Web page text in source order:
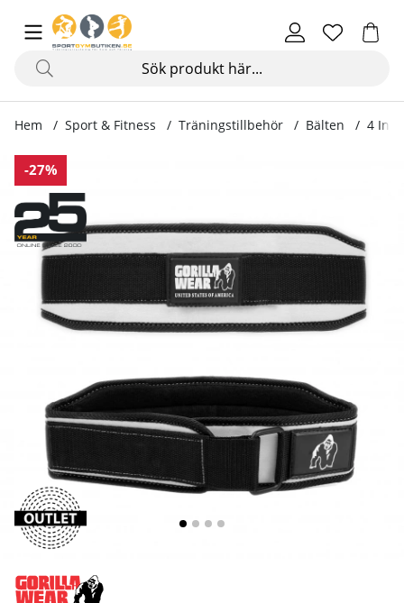
Hem Sport & Fitness Träningstillbehör Bälten 4
-27%
Produktbilder 4 Inch Womens Lifting Belt, black/white